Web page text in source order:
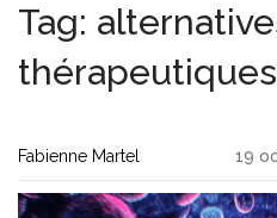
Tag:
thérapeutiques
Fabienne Martel 19